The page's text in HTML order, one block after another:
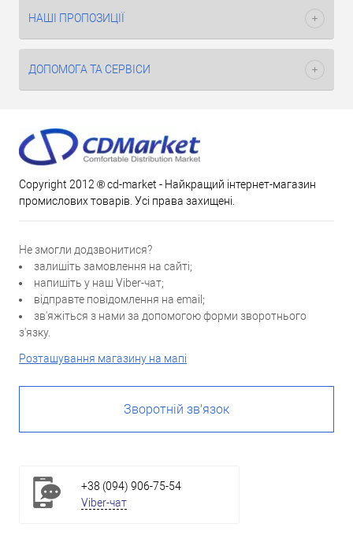
НАШІ ПРОПОЗИЦІЇ
ДОПОМОГА ТА СЕРВІСИ
Copyright 2012 ® cd-market - Найкращий інтернет-магазин
промислових товарів. Усі права захищені.
Не змогли додзвонитися?
залишіть замовлення на сайті;
напишіть у наш Viber-чат;
відправте повідомлення на email;
зв'яжіться з нами за допомогою форми зворотнього
з'язку.
Розташування магазину на мапі
Зворотній зв'язок
+38 (094) 906-75-54
Viber-чат